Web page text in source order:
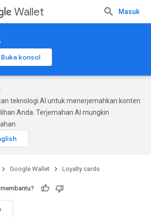
Wallet Masuk
Buka konsol
teknologi AI untuk menerjemahkan konten
Anda. Terjemahan AI mungkin
Google Wallet Loyalty cards